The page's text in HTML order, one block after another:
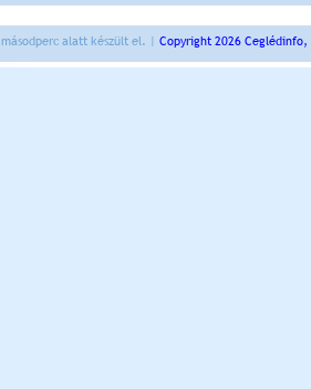
másodperc alatt készült el. | Copyright 2026